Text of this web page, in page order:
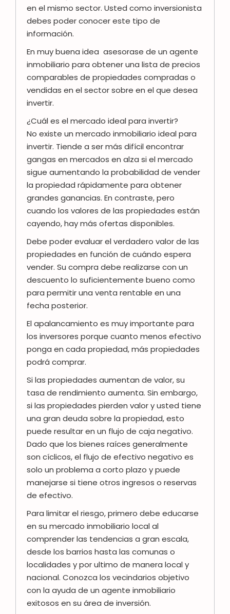
en el mismo sector. Usted como inversionista
debes poder conocer este tipo de
información.
En muy buena idea asesorase de un agente
inmobiliario para obtener una lista de precios
comparables de propiedades compradas o
vendidas en el sector sobre en el que desea
invertir.
¿Cuál es el mercado ideal para invertir?
No existe un mercado inmobiliario ideal para
invertir. Tiende a ser más difícil encontrar
gangas en mercados en alza si el mercado
sigue aumentando la probabilidad de vender
la propiedad rápidamente para obtener
grandes ganancias. En contraste, pero
cuando los valores de las propiedades están
cayendo, hay más ofertas disponibles.
Debe poder evaluar el verdadero valor de las
propiedades en función de cuándo espera
vender. Su compra debe realizarse con un
descuento lo suficientemente bueno como
para permitir una venta rentable en una
fecha posterior.
El apalancamiento es muy importante para
los inversores porque cuanto menos efectivo
ponga en cada propiedad, más propiedades
podrá comprar.
Si las propiedades aumentan de valor, su
tasa de rendimiento aumenta. Sin embargo,
si las propiedades pierden valor y usted tiene
una gran deuda sobre la propiedad, esto
puede resultar en un flujo de caja negativo.
Dado que los bienes raíces generalmente
son cíclicos, el flujo de efectivo negativo es
solo un problema a corto plazo y puede
manejarse si tiene otros ingresos o reservas
de efectivo.
Para limitar el riesgo, primero debe educarse
en su mercado inmobiliario local al
comprender las tendencias a gran escala,
desde los barrios hasta las comunas o
localidades y por ultimo de manera local y
nacional. Conozca los vecindarios objetivo
con la ayuda de un agente inmobiliario
exitosos en su área de inversión.